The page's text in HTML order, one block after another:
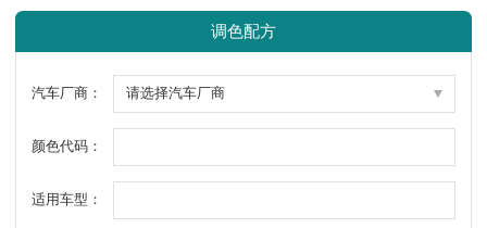
调色配方
汽车厂商：
颜色代码：
适用车型：